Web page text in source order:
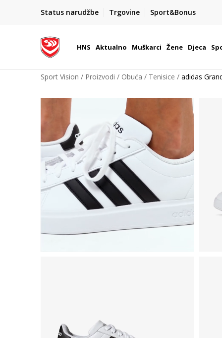
Status narudžbe Trgovine Sport&Bonus
Team Sales
Vaše mjesto za timske sportove.
HNS Aktualno Muškarci Žene Djeca
Sport Vision Proizvodi Obuća Tenisice adidas